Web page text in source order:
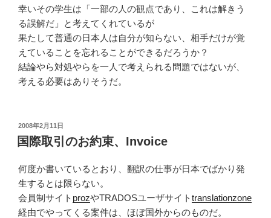
幸いその学生は「一部の人の観点であり、これは解きう
る誤解だ」と考えてくれているが
果たして普通の日本人は自分が知らない、相手だけが覚
えていることを忘れることができるだろうか？
結論やら対処やらを一人で考えられる問題ではないが、
考える必要はありそうだ。
投
稿
日:
2008年2月11日
国際取引のお約束、Invoice
何度か書いているとおり、翻訳の仕事が日本でばかり発
生するとは限らない。
会員制サイト prozやTRADOSユーザサイトtranslationzone
経由でやってくる案件は、ほぼ国外からのものだ。